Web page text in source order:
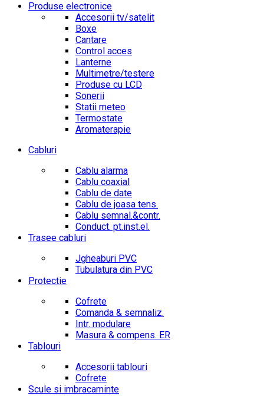
Produse electronice
Accesorii tv/satelit
Boxe
Cantare
Control acces
Lanterne
Multimetre/testere
Produse cu LCD
Sonerii
Statii meteo
Termostate
Aromaterapie
Cabluri
Cablu alarma
Cablu coaxial
Cablu de date
Cablu de joasa tens.
Cablu semnal.&contr.
Conduct. pt.inst.el.
Trasee cabluri
Jgheaburi PVC
Tubulatura din PVC
Protectie
Cofrete
Comanda & semnaliz.
Intr. modulare
Masura & compens. ER
Tablouri
Accesorii tablouri
Cofrete
Scule si imbracaminte